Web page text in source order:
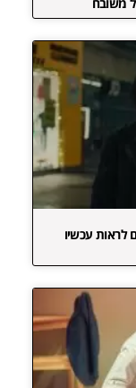
לראות עכשיו